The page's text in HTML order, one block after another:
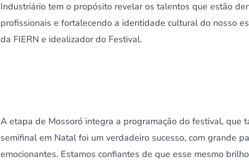
Industriário tem o propósito revelar os talentos que estão
profissionais e fortalecendo a identidade cultural do nosso
da FIERN e idealizador do Festival.
A etapa de Mossoró integra a programação do festival, que
semifinal em Natal foi um verdadeiro sucesso, com grande
emocionantes. Estamos confiantes de que esse mesmo